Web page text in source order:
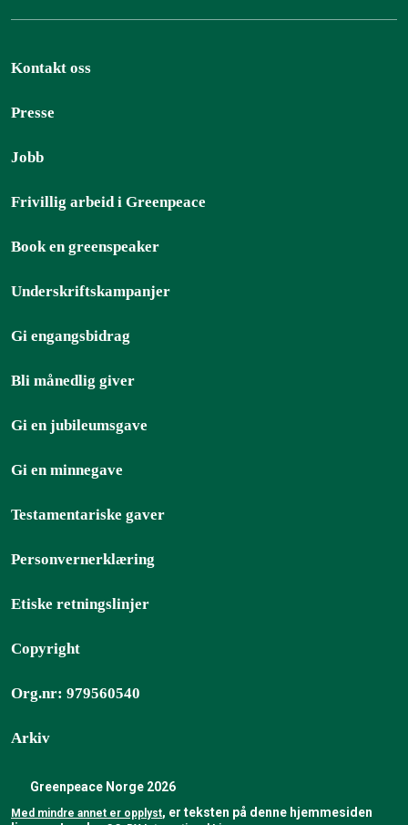
Kontakt oss
Presse
Jobb
Frivillig arbeid i Greenpeace
Book en greenspeaker
Underskriftskampanjer
Gi engangsbidrag
Bli månedlig giver
Gi en jubileumsgave
Gi en minnegave
Testamentariske gaver
Personvernerklæring
Etiske retningslinjer
Copyright
Org.nr: 979560540
Arkiv
Greenpeace Norge 2026
Med mindre annet er opplyst, er teksten på denne hjemmesiden